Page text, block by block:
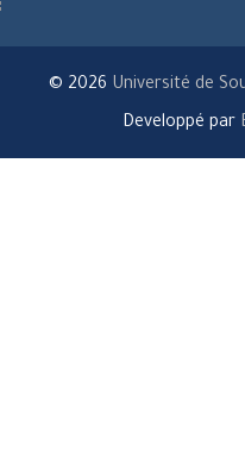
© 2026 Université de
Developpé par